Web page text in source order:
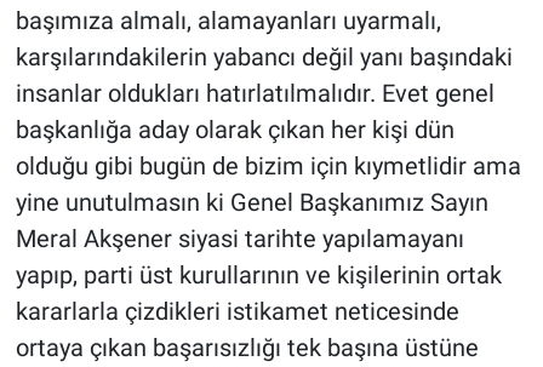
başımıza almalı, alamayanları uyarmalı,
karşılarındakilerin yabancı değil yanı başındaki
insanlar oldukları hatırlatılmalıdır. Evet genel
başkanlığa aday olarak çıkan her kişi dün
olduğu gibi bugün de bizim için kıymetlidir ama
yine unutulmasın ki Genel Başkanımız Sayın
Meral Akşener siyasi tarihte yapılamayanı
yapıp, parti üst kurullarının ve kişilerinin ortak
kararlarla çizdikleri istikamet neticesinde
ortaya çıkan başarısızlığı tek başına üstüne